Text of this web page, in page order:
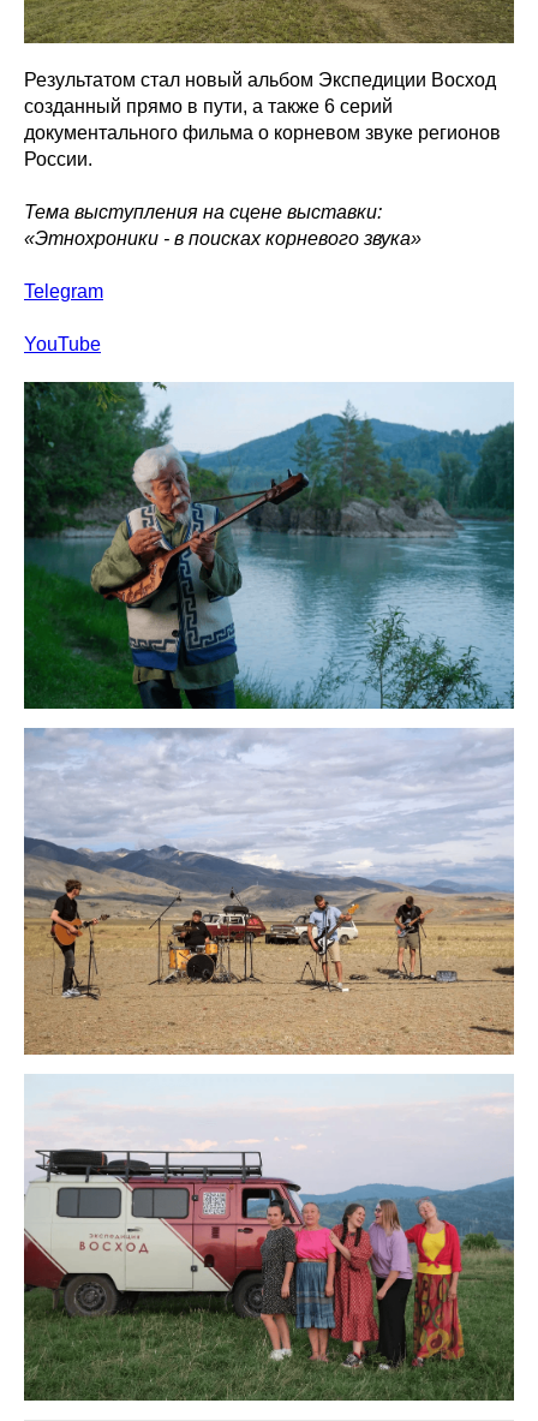
Результатом стал новый альбом Экспедиции Восход
созданный прямо в пути, а также 6 серий
документального фильма о корневом звуке регионов
России.
Тема выступления на сцене выставки:
«Этнохроники - в поисках корневого звука»
Telegram
YouTube